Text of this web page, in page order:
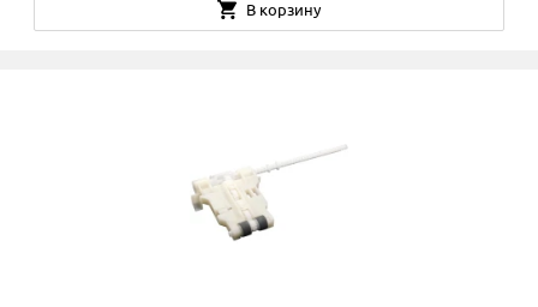
В корзину